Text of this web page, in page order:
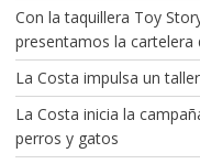
Con la taquillera Toy
presentamos la cartelera
La Costa impulsa un
La Costa inicia la
perros y gatos